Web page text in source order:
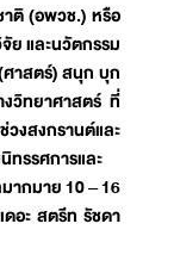
ติ (อพวช.) หรือ
ย และนวัตกรรม
าสตร์) สนุก บุก
งวิทยาศาสตร์ ที่
งสงกรานต์และ
รรศการและ
ากมาย 10 – 16
อะ สตรีท รัชดา